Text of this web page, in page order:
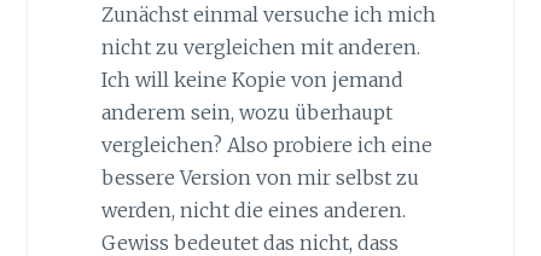
Zunächst einmal versuche ich mich
nicht zu vergleichen mit anderen.
Ich will keine Kopie von jemand
anderem sein, wozu überhaupt
vergleichen? Also probiere ich eine
bessere Version von mir selbst zu
werden, nicht die eines anderen.
Gewiss bedeutet das nicht, dass